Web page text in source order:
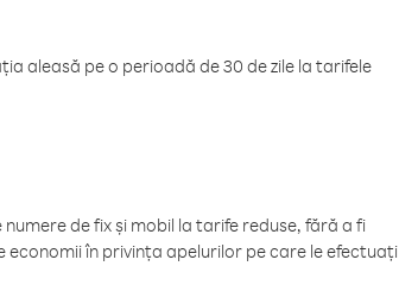
aleasă pe o perioadă de 30 de zile la tarifele
de fix și mobil la tarife reduse, fără a fi
economii în privința apelurilor pe care le efectuați